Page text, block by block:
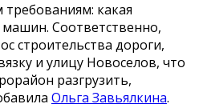
требованиям: какая
машин. Соответственно,
строительства дороги,
и улицу Новоселов, что
разгрузить,
Ольга Завьялкина.